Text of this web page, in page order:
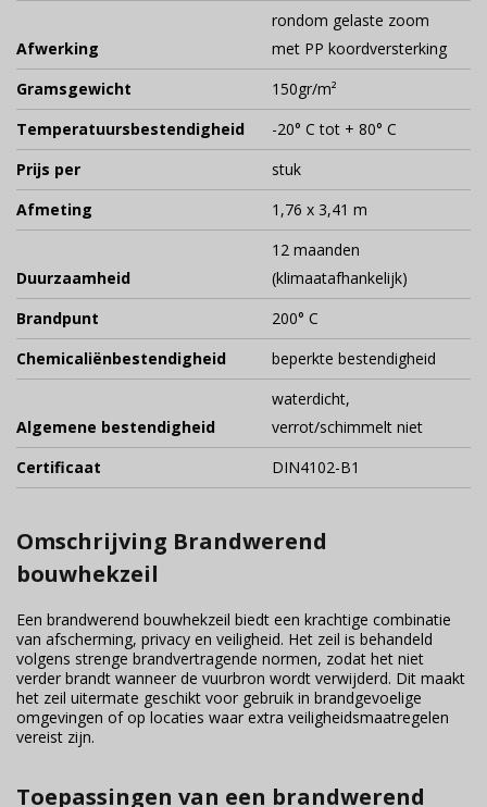
Afwerking
rondom gelaste zoom
met PP koordversterking
Gramsgewicht
150gr/m²
Temperatuursbestendigheid
-20° C tot + 80° C
Prijs per
stuk
Afmeting
1,76 x 3,41 m
Duurzaamheid
12 maanden
(klimaatafhankelijk)
Brandpunt
200° C
Chemicaliënbestendigheid
beperkte bestendigheid
Algemene bestendigheid
waterdicht,
verrot/schimmelt niet
Certificaat
DIN4102-B1
Omschrijving Brandwerend
bouwhekzeil
Een brandwerend bouwhekzeil biedt een krachtige combinatie
van afscherming, privacy en veiligheid. Het zeil is behandeld
volgens strenge brandvertragende normen, zodat het niet
verder brandt wanneer de vuurbron wordt verwijderd. Dit maakt
het zeil uitermate geschikt voor gebruik in brandgevoelige
omgevingen of op locaties waar extra veiligheidsmaatregelen
vereist zijn.
Toepassingen van een brandwerend